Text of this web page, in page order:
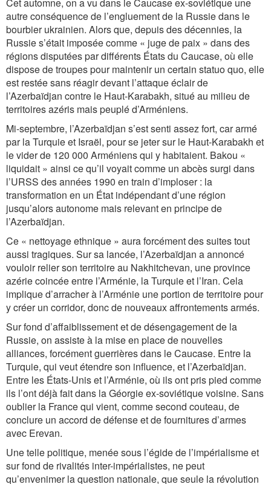
autre conséquence de l’engluement de la Russie dans le
bourbier ukrainien. Alors que, depuis des décennies, la
Russie s’était imposée comme « juge de paix » dans des
régions disputées par différents États du Caucase, où elle
dispose de troupes pour maintenir un certain statuo quo, elle
est restée sans réagir devant l’attaque éclair de
l’Azerbaïdjan contre le Haut-Karabakh, situé au milieu de
territoires azéris mais peuplé d’Arméniens.
Mi-septembre, l’Azerbaïdjan s’est senti assez fort, car armé
par la Turquie et Israël, pour se jeter sur le Haut-Karabakh et
le vider de 120 000 Arméniens qui y habitaient. Bakou «
liquidait » ainsi ce qu’il voyait comme un abcès surgi dans
l’URSS des années 1990 en train d’imploser : la
transformation en un État indépendant d’une région
jusqu’alors autonome mais relevant en principe de
l’Azerbaïdjan.
Ce « nettoyage ethnique » aura forcément des suites tout
aussi tragiques. Sur sa lancée, l’Azerbaïdjan a annoncé
vouloir relier son territoire au Nakhitchevan, une province
azérie coincée entre l’Arménie, la Turquie et l’Iran. Cela
implique d’arracher à l’Arménie une portion de territoire pour
y créer un corridor, donc de nouveaux affrontements armés.
Sur fond d’affaiblissement et de désengagement de la
Russie, on assiste à la mise en place de nouvelles
alliances, forcément guerrières dans le Caucase. Entre la
Turquie, qui veut étendre son influence, et l’Azerbaïdjan.
Entre les États-Unis et l’Arménie, où ils ont pris pied comme
ils l’ont déjà fait dans la Géorgie ex-soviétique voisine. Sans
oublier la France qui vient, comme second couteau, de
conclure un accord de défense et de fournitures d’armes
avec Erevan.
Une telle politique, menée sous l’égide de l’impérialisme et
sur fond de rivalités inter-impérialistes, ne peut
qu’envenimer la question nationale, que seule la révolution